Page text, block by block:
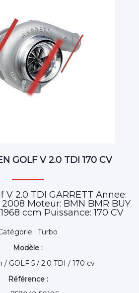
GOLF V 2.0 TDI 170 CV
V 2.0 TDI GARRETT Annee:
Moteur: BMN BMR BUY
ccm Puissance: 170 CV
: Turbo
Modèle :
/ GOLF 5 / 2.0 TDI / 170 cv
Référence :